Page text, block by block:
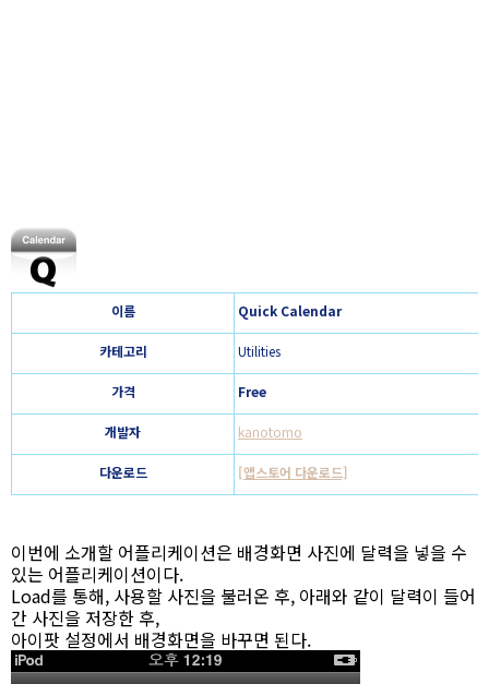
이름 Quick Calendar
카테고리 Utilities
가격 Free
개발자 kanotomo
다운로드 [앱스토어 다운로드]
이번에 소개할 어플리케이션은 배경화면 사진에 달력을 넣을 수
있는 어플리케이션이다.
Load를 통해, 사용할 사진을 불러온 후, 아래와 같이 달력이 들어
간 사진을 저장한 후,
아이팟 설정에서 배경화면을 바꾸면 된다.